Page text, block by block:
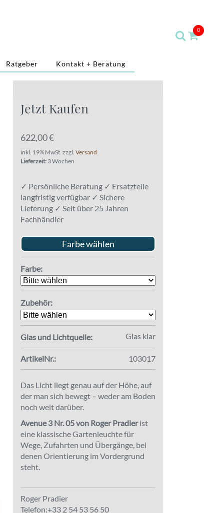
0
Ratgeber Kontakt + Beratung
Jetzt Kaufen
622,00 €
inkl. 19% MwSt. zzgl. Versand
Lieferzeit: 3 Wochen
✓ Persönliche Beratung ✓ Ersatzteile
langfristig verfügbar ✓ Sichere
Lieferung ✓ Seit über 25 Jahren
Fachhändler
Farbe wählen
Farbe:
Zubehör:
Glas und Lichtquelle: Glas klar
ArtikelNr.: 103017
Das Licht liegt genau auf der Höhe, auf
der man sich bewegt – weder am Boden
noch weit darüber.
Avenue 3 Nr. 05 von Roger Pradierist
eine klassische Gartenleuchte für
Wege, Zufahrten und Übergänge, bei
denen Orientierung im Vordergrund
steht.
Roger Pradier
Telefon:+33 2 54 53 56 50